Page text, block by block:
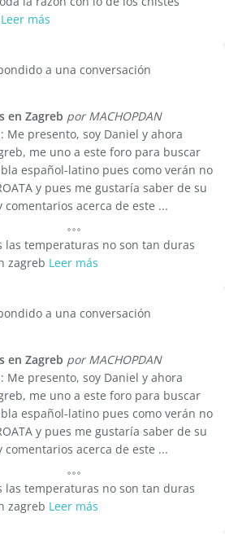
Leer más
a una conversación
en Zagreb por MACHOPDAN
Me presento, soy Daniel y ahora
me uno a este foro para buscar
español-latino pues como verán no
y pues me gustaría saber de su
comentarios acerca de este ...
las temperaturas no son tan duras
zagreb Leer más
a una conversación
en Zagreb por MACHOPDAN
Me presento, soy Daniel y ahora
me uno a este foro para buscar
español-latino pues como verán no
y pues me gustaría saber de su
comentarios acerca de este ...
las temperaturas no son tan duras
zagreb Leer más